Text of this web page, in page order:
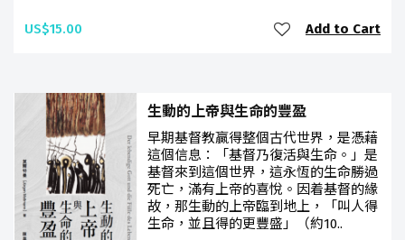
US$15.00 Add to Cart
生動的上帝與生命的豐盈
早期基督教贏得整個古代世界，是憑藉
這個信息：「基督乃復活與生命。」是
基督來到這個世界，這永恆的生命勝過
死亡，滿有上帝的喜悅。因着基督的緣
故，那生動的上帝臨到地上，「叫人得
生命，並且得的更豐盛」（約10..